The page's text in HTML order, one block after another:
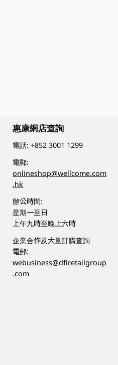
惠康網店查詢
電話:+852 3001 1299
電郵:
onlineshop@wellcome.com
.hk
辦公時間:
星期一至日
上午九時至晚上六時
企業合作及大量訂購查詢
電郵:
webusiness@dfiretailgroup
.com